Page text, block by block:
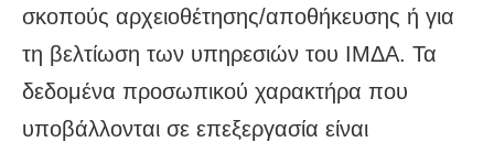
σκοπούς αρχειοθέτησης/αποθήκευσης ή για
τη βελτίωση των υπηρεσιών του ΙΜΔΑ. Τα
δεδομένα προσωπικού χαρακτήρα που
υποβάλλονται σε επεξεργασία είναι